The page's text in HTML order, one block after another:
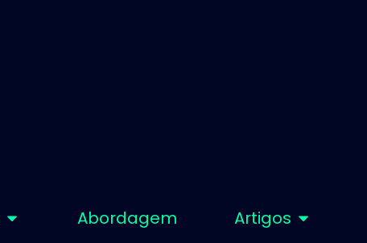
Abordagem Artigos